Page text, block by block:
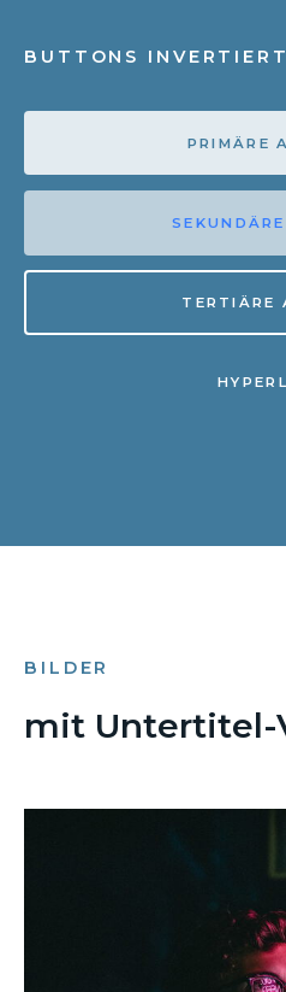
BUTTONS INVERTIERT
PRIMÄRE
TERTIÄRE
BILDER
mit Untertitel-